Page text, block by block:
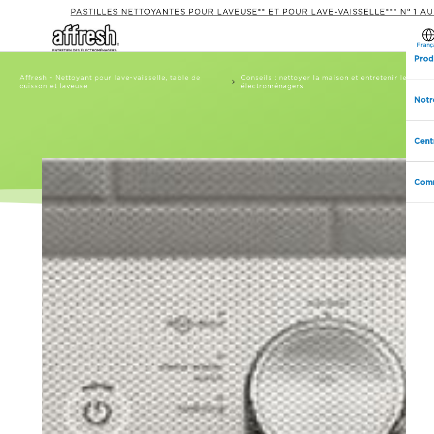
PASTILLES NETTOYANTES POUR LAVEUSE** ET POUR LAVE-VAISSELLE*** N° 1
Affresh - Nettoyant pour lave-vaisselle, table de
cuisson et laveuse
Conseils : nettoyer la maison et entretenir les
électroménagers